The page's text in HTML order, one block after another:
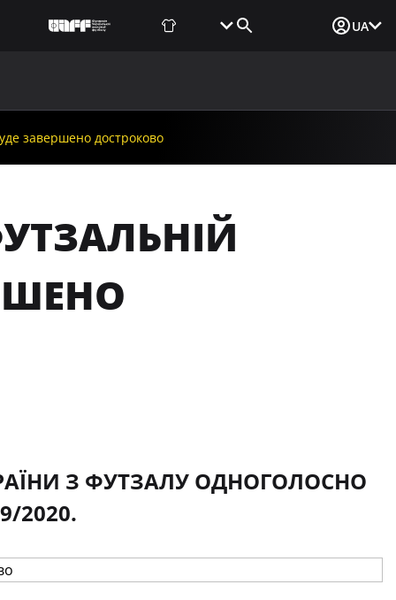
UA
завершено достроково
З ФУТЗАЛУ ОДНОГОЛОСНО
2020.